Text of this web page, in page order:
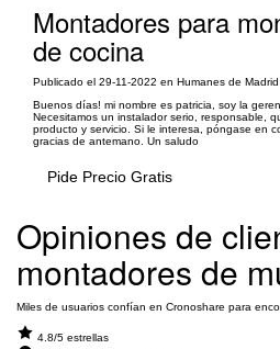
Montadores para
de cocina
Publicado el 29-11-2022 en Humanes de Madrid
Buenos días! mi nombre es patricia, soy la
Necesitamos un instalador serio, responsable,
producto y servicio. Si le interesa, póngase en
gracias de antemano. Un saludo
Pide Precio Gratis
Opiniones de
montadores de
Miles de usuarios confían en Cronoshare para
4.8/5 estrellas